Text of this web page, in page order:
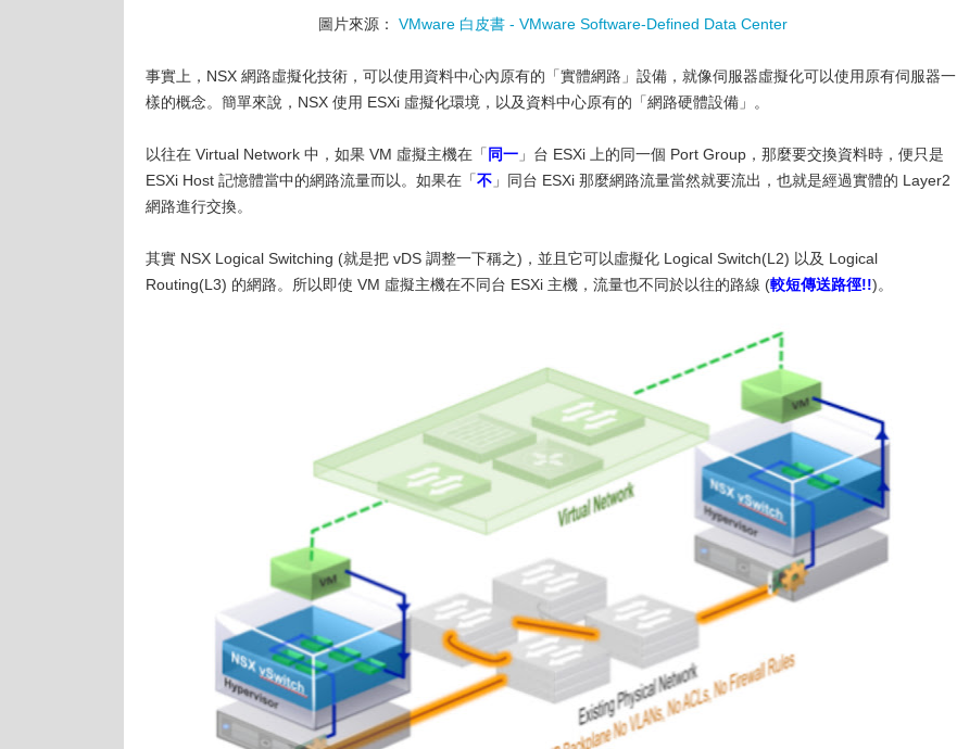
圖片來源： VMware 白皮書 - VMware Software-Defined Data Center
事實上，NSX 網路虛擬化技術，可以使用資料中心內原有的「實體網路」設備，就像伺服器虛擬化可以使用原有伺服器一
樣的概念。簡單來說，NSX 使用 ESXi 虛擬化環境，以及資料中心原有的「網路硬體設備」。
以往在 Virtual Network 中，如果 VM 虛擬主機在「 同一 」台 ESXi 上的同一個 Port Group，那麼要交換資料時，便只是
ESXi Host 記憶體當中的網路流量而以。如果在「不 」同台 ESXi 那麼網路流量當然就要流出，也就是經過實體的 Layer2
網路進行交換。
其實 NSX Logical Switching (就是把 vDS 調整一下稱之)，並且它可以虛擬化 Logical Switch(L2) 以及 Logical
Routing(L3) 的網路。所以即使 VM 虛擬主機在不同台 ESXi 主機，流量也不同於以往的路線 (較短傳送路徑!!)。